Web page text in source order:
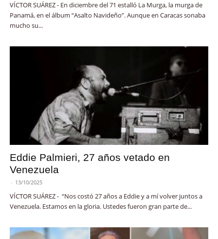
VÍCTOR SUÁREZ - En diciembre del 71 estalló La Murga, la murga de
Panamá, en el álbum “Asalto Navideño”. Aunque en Caracas sonaba
mucho su...
Eddie Palmieri, 27 años vetado en
Venezuela
- 13/10/2025
VÍCTOR SUÁREZ - “Nos costó 27 años a Eddie y a mí volver juntos a
Venezuela. Estamos en la gloria. Ustedes fueron gran parte de...